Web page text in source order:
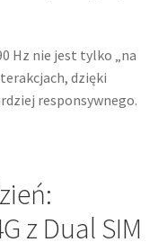
Hz nie jest tylko „na
dzięki
responsywnego.
z Dual SIM